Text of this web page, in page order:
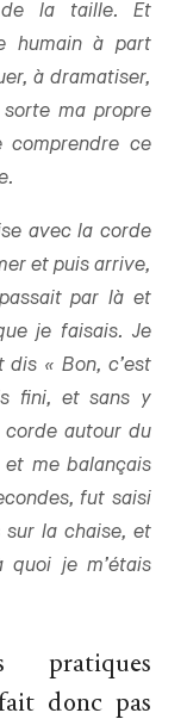
de la taille. Et
humain à part
à dramatiser,
ma propre
comprendre ce
avec la corde
et puis arrive,
par là et
je faisais. Je
dis « Bon, c’est
fini, et sans y
corde autour du
me balançais
fut saisi
sur la chaise, et
je m’étais
donc pas